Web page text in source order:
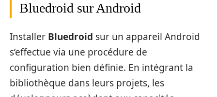
Bluedroid sur Android
Installer Bluedroid sur un appareil Android
s’effectue via une procédure de
configuration bien définie. En intégrant la
bibliothèque dans leurs projets, les